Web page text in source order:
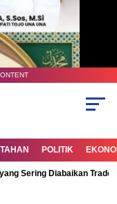
POLITIK
Sering Diabaikan